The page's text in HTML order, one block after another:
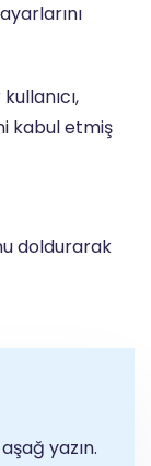
kabul etmiş
doldurarak
yazın.